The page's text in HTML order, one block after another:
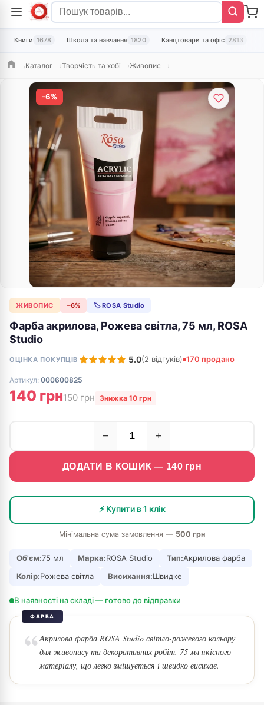
Книги 1678 Школа та навчання 1820 Канцтовари та офіс 2813
ГоловнаКаталог Творчість та хобі Живопис
-6%
ЖИВОПИС −6% 🏷 ROSA Studio
Фарба акрилова, Рожева світла, 75 мл, ROSA
Studio
ОЦІНКА ПОКУПЦІВ 5.0(2 відгуків) 170 продано
Артикул: 000600825
140 грн150 грн Знижка 10 грн
− +
ДОДАТИ В КОШИК — 140грн
⚡ Купити в 1 клік
Мінімальна сума замовлення — 500 грн
Об'єм:75 мл Марка:ROSA Studio Тип:Акрилова фарба
Колір:Рожева світла Висихання:Швидке
В наявності на складі — готово до відправки
ФАРБА
Акрилова фарба ROSA Studio світло-рожевого кольору
для живопису та декоративних робіт. 75 мл якісного
матеріалу, що легко змішується і швидко висихає.